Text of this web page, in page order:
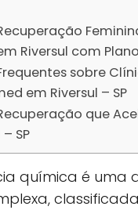
Riversul com
sobre
em Riversul – SP
que
SP
química é uma